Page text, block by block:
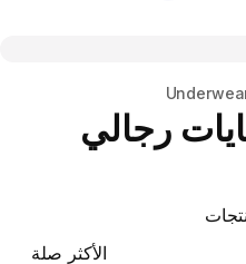
رجالي
ترتيب حسب: